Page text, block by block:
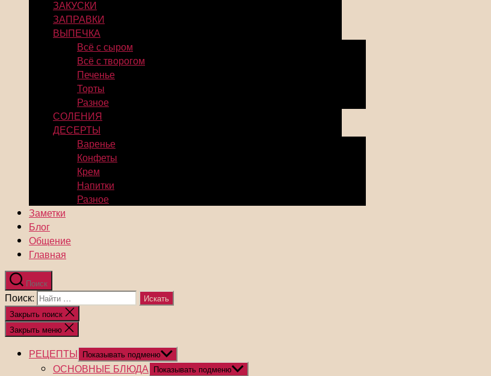
ЗАКУСКИ
ЗАПРАВКИ
ВЫПЕЧКА
Всё с сыром
Всё с творогом
Печенье
Торты
Разное
СОЛЕНИЯ
ДЕСЕРТЫ
Варенье
Конфеты
Крем
Напитки
Разное
Заметки
Блог
Общение
Главная
Поиск
Поиск:
Закрыть поиск
Закрыть меню
РЕЦЕПТЫ Показывать подменю
ОСНОВНЫЕ БЛЮДА Показывать подменю